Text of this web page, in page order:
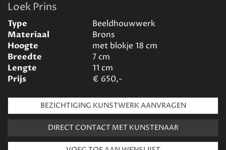
Loek Prins
Type
Beeldhouwwerk
Materiaal
Brons
Hoogte
met blokje 18 cm
Breedte
7cm
Lengte
11 cm
Prijs
€ 650,-
BEZICHTIGING KUNSTWERK AANVRAGEN
DIRECT CONTACT MET KUNSTENAAR